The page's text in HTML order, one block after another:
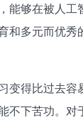
够在被人
多元而优
变得比过去
不下苦功。